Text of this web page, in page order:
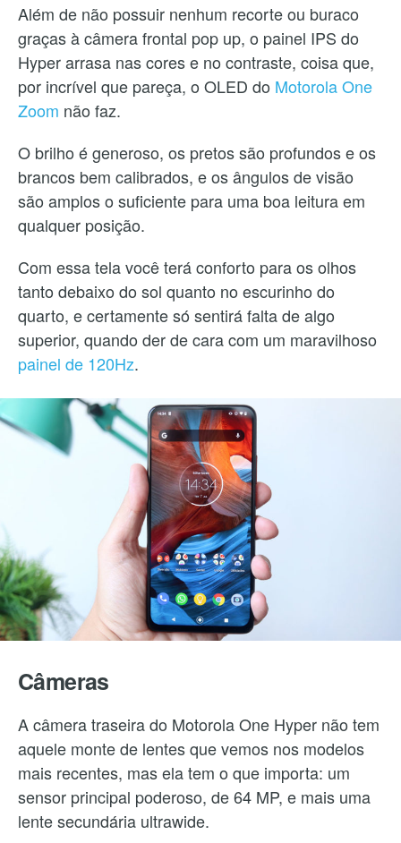
Além de não possuir nenhum recorte ou buraco
graças à câmera frontal pop up, o painel IPS do
Hyper arrasa nas cores e no contraste, coisa que,
por incrível que pareça, o OLED do Motorola One
Zoom não faz.
O brilho é generoso, os pretos são profundos e os
brancos bem calibrados, e os ângulos de visão
são amplos o suficiente para uma boa leitura em
qualquer posição.
Com essa tela você terá conforto para os olhos
tanto debaixo do sol quanto no escurinho do
quarto, e certamente só sentirá falta de algo
superior, quando der de cara com um maravilhoso
painel de 120Hz.
Câmeras
A câmera traseira do Motorola One Hyper não tem
aquele monte de lentes que vemos nos modelos
mais recentes, mas ela tem o que importa: um
sensor principal poderoso, de 64 MP, e mais uma
lente secundária ultrawide.